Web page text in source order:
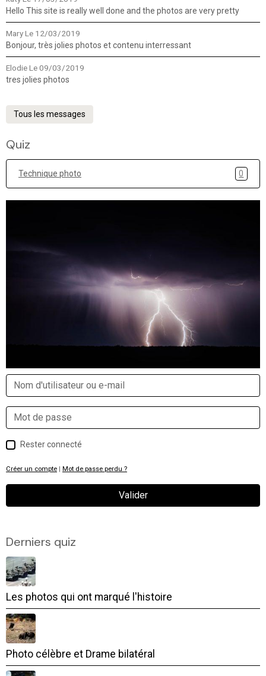
Hello This site is really well done and the photos are very pretty
MaryLe 12/03/2019
Bonjour, très jolies photos et contenu interressant
ElodieLe 09/03/2019
tres jolies photos
Tous les messages
Quiz
Technique photo 0
Rester connecté
Créer un compte Mot de passe perdu ?
Valider
Derniers quiz
Les photos qui ont marqué l'histoire
Photo célèbre et Drame bilatéral